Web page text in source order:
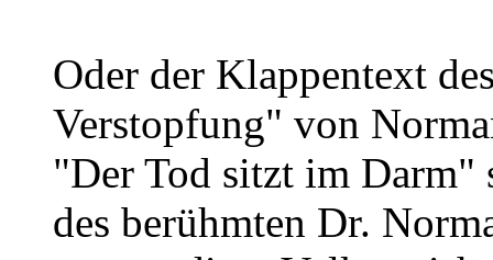
Oder der Klappentext
Verstopfung" von
"Der Tod sitzt im Darm"
des berühmten Dr.